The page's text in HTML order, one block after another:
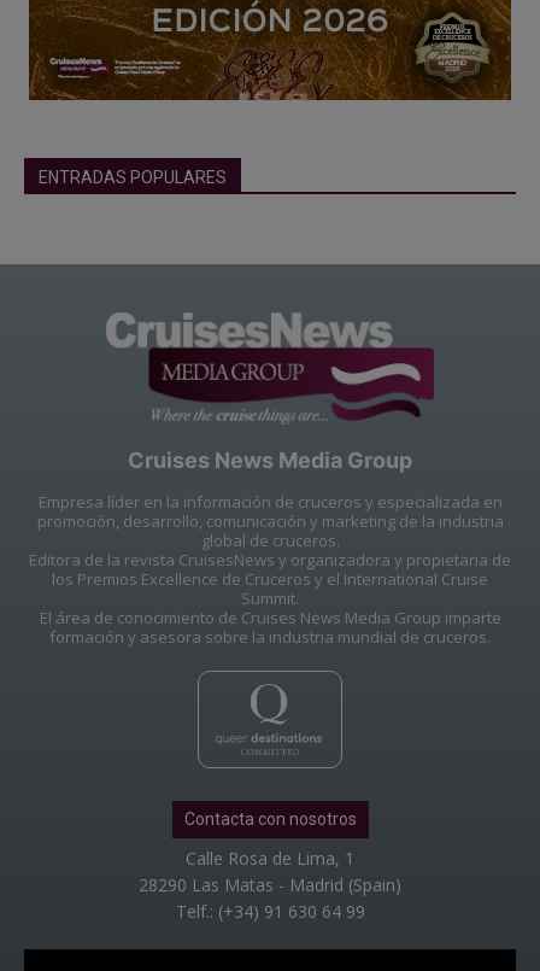
ENTRADAS POPULARES
Cruises News Media Group
Empresa líder en la información de cruceros y especializada en
promoción, desarrollo, comunicación y marketing de la industria
global de cruceros.
Editora de la revista CruisesNews y organizadora y propietaria de
los Premios Excellence de Cruceros y el International Cruise
Summit.
El área de conocimiento de Cruises News Media Group imparte
formación y asesora sobre la industria mundial de cruceros.
Contacta con nosotros
Calle Rosa de Lima, 1
28290 Las Matas - Madrid (Spain)
Telf.: (+34) 91 630 64 99